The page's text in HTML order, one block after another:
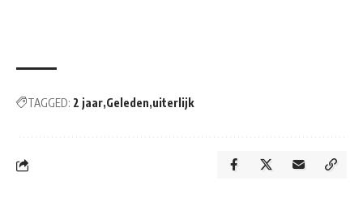
TAGGED: 2 jaar Geleden uiterlijk